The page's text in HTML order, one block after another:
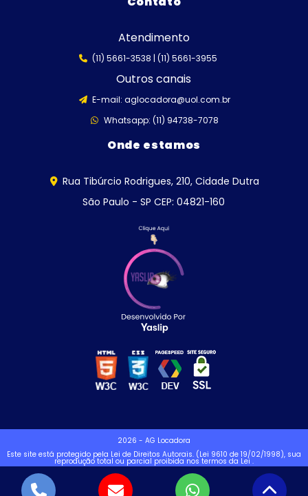
Atendimento
(11) 5661-3538 | (11) 5661-3955
Outros canais
E-mail: aglocadora@uol.com.br
Whatsapp: (11) 94738-7078
Onde estamos
Rua Tibúrcio Rodrigues, 210, Cidade Dutra
São Paulo - SP CEP: 04821-160
2026 - AG Locadora
Este site está protegido pela Lei de Direitos Autorais. (Lei 9610 de 19/02/1998), sua
reprodução total ou parcial proibida nos termos da Lei .